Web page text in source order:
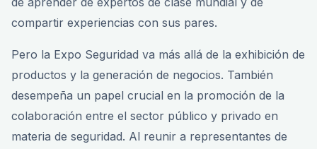
compartir experiencias con sus pares.
Pero la Expo Seguridad va más allá de la exhibición de
productos y la generación de negocios. También
desempeña un papel crucial en la promoción de la
colaboración entre el sector público y privado en
materia de seguridad. Al reunir a representantes de